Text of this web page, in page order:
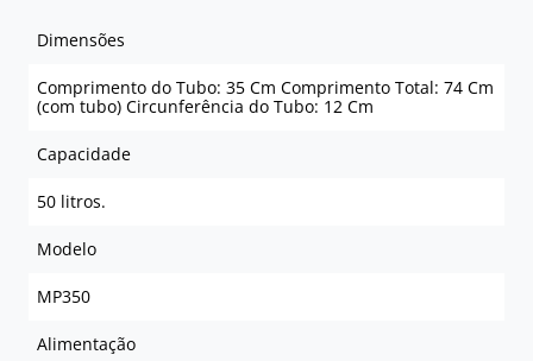
Dimensões
Comprimento do Tubo: 35 Cm Comprimento Total: 74 Cm
(com tubo) Circunferência do Tubo: 12 Cm
Capacidade
50 litros.
Modelo
MP350
Alimentação